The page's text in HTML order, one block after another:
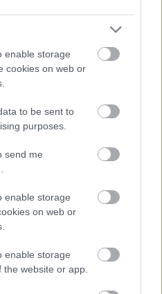
enable storage
cookies on web or
to be sent to
purposes.
send me
enable storage
on web or
enable storage
website or app.
CHAMPAGNE
az ízeket kiélvező
szereplője a
a Veuve Clicquot-t
ez a champagne
jól párosítható